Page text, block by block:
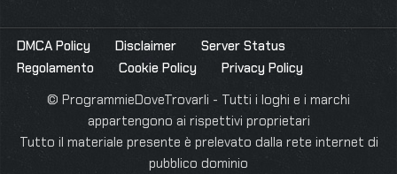
DMCA Policy Disclaimer
Server Status
Regolamento
Cookie Policy
Privacy Policy
© ProgrammieDoveTrovarli - Tutti i loghi e i marchi
appartengono ai rispettivi proprietari
Tutto il materiale presente è prelevato dalla rete internet di
pubblico dominio